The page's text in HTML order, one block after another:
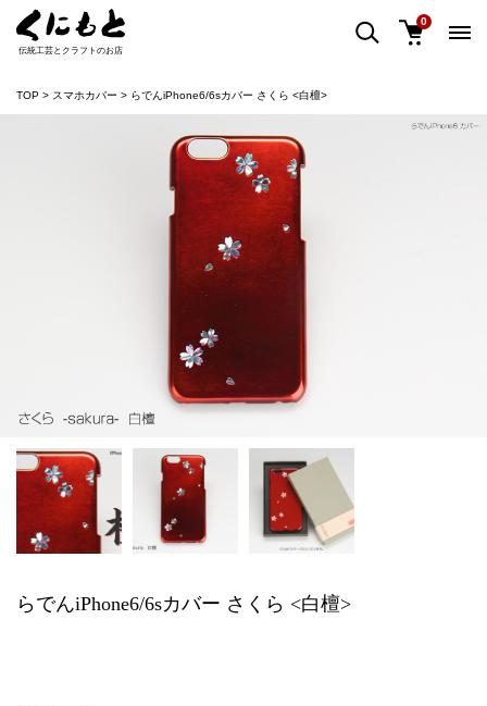
伝統工芸とクラフトのお店
0
TOP スマホカバー らでんiPhone6/6sカバー さくら <白檀>
らでんiPhone6/6sカバー さくら <白檀>